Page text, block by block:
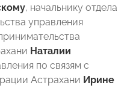
, начальнику отдела
управления
Наталии
по связям с
Астрахани Ирине